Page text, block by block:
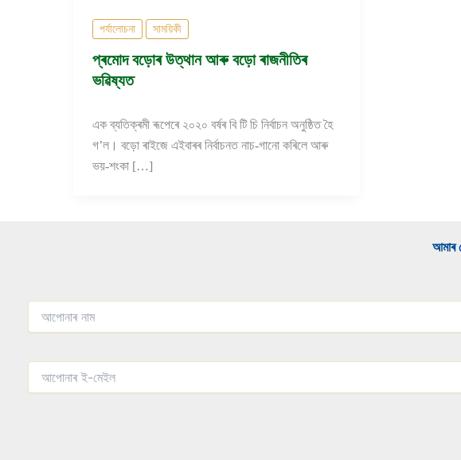
পৰ্যালোচনা সাময়িকী
প্ৰমোদ বড়োৰ উত্থান আৰু বড়ো ৰাজনীতিৰ
ভৱিষ্যত
এক ব্যতিক্ৰমী ৰূপেৰে ২০২০ বৰ্ষৰ বি টি চি নিৰ্বাচন অনুষ্ঠিত হৈ
গ’ল। বড়ো ৰাইজে এইবাৰৰ নিৰ্বাচনত নাচ-গানো কৰিলে আৰু
ভয়-শংকা […]
আমাৰ